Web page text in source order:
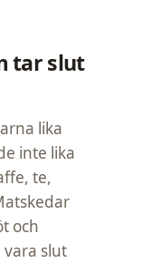
tar slut
lika
inte lika
te,
och
slut